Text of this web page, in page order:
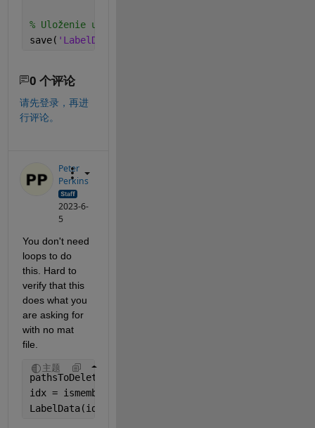
% Uloženie upravenej tabuľky
save( 'LabelData.mat'
0 个评论
请先登录，再进
行评论。
Peter
Perkins
2023-6-
5
You don't need
loops to do
this. Hard to
verify that this
does what you
are asking for
with no mat
file.
主题
pathsToDelete = {
idx = ismember(LabelData.imageFilename,
LabelData(idx, :) = [];